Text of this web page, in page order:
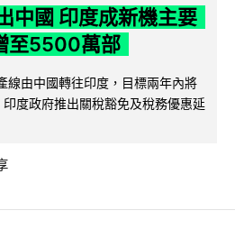
中國 印度成新機主要
至5500萬部
由中國轉往印度，目標兩年內將
度政府推出關稅豁免及稅務優惠延